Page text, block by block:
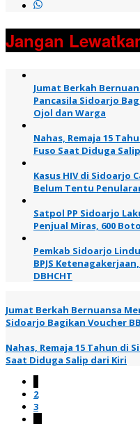
Jangan
Jumat Berkah
Pancasila Sidoarjo
Ojol dan Warga
Nahas, Remaja 15
Fuso Saat Diduga
Kasus HIV di Sidoarjo
Belum Tentu
Satpol PP Sidoarjo
Penjual Miras, 600
Pemkab Sidoarjo
BPJS
DBHCHT
Jumat Berkah Bernuansa
Sidoarjo Bagikan Voucher
Nahas, Remaja 15 Tahun di
Saat Diduga Salip dari Kiri
2
3